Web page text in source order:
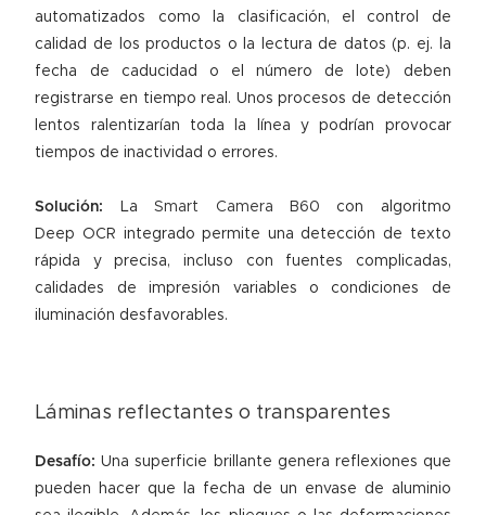
automatizados como la clasificación, el control de
calidad de los productos o la lectura de datos (p. ej. la
fecha de caducidad o el número de lote) deben
registrarse en tiempo real. Unos procesos de detección
lentos ralentizarían toda la línea y podrían provocar
tiempos de inactividad o errores.
Solución: LaSmart Camera B60 con algoritmo
Deep OCR integrado permite una detección de texto
rápida y precisa, incluso con fuentes complicadas,
calidades de impresión variables o condiciones de
iluminación desfavorables.
Láminas reflectantes o transparentes
Desafío: Una superficie brillante genera reflexiones que
pueden hacer que la fecha de un envase de aluminio